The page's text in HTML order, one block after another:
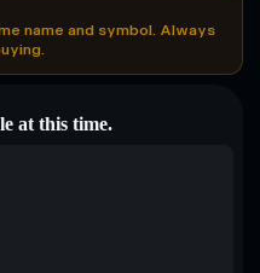
name and symbol. Always
at this time.